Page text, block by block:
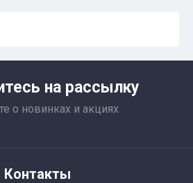
на рассылку
о новинках и акциях
Контакты